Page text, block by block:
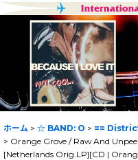
ホーム > ☆ BAND: O > ==
> Orange Grove / Raw And
[Netherlands Orig.LP][CD |